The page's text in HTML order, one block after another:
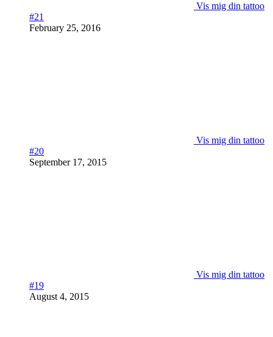
Vis mig din tattoo
#21
February 25, 2016
Vis mig din tattoo
#20
September 17, 2015
Vis mig din tattoo
#19
August 4, 2015